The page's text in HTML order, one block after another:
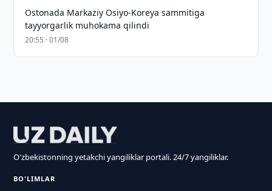
Ostonada Markaziy Osiyo-Koreya sammitiga
tayyorgarlik muhokama qilindi
20:55 · 01/08
O'zbekistonning yetakchi yangiliklar portali. 24/7 yangiliklar.
BO'LIMLAR